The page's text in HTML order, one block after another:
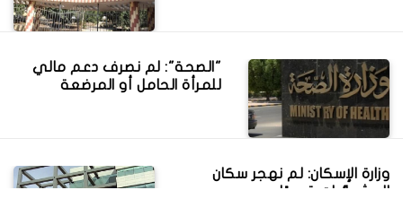
"الصحة": لم نصرف دعم مالي
للمرأة الحامل أو المرضعة
وزارة الإسكان: لم نهجر سكان
العشوائيات قسريًا